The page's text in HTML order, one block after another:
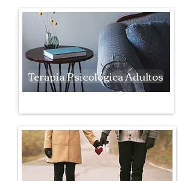
Terapia Psicológica Adultos